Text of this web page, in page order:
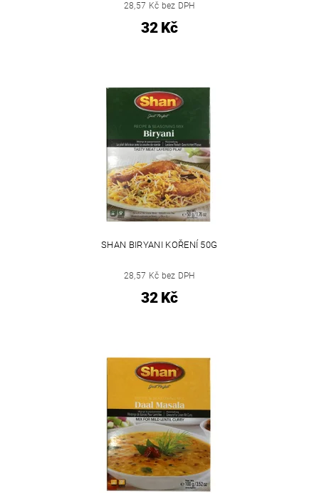
28,57 Kč bez DPH
32 Kč
SHAN BIRYANI KOŘENÍ 50G
28,57 Kč bez DPH
32 Kč